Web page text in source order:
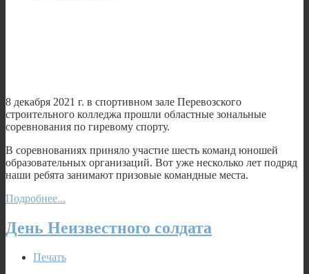
8 декабря 2021 г. в спортивном зале Перевозского
строительного колледжа прошли областные зональные
соревнования по гиревому спорту.
В соревнованиях приняло участие шесть команд юношей
образовательных организаций. Вот уже несколько лет подряд
наши ребята занимают призовые командные места.
Подробнее...
День Неизвестного солдата
Печать